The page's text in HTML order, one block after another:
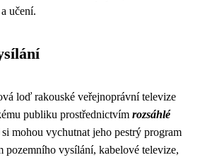
učení.
loď rakouské veřejnoprávní televize
publiku prostřednictvím rozsáhlé
mohou vychutnat jeho pestrý program
pozemního vysílání, kabelové televize,